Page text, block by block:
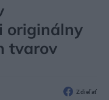
originálny
tvarov
Zdieľať